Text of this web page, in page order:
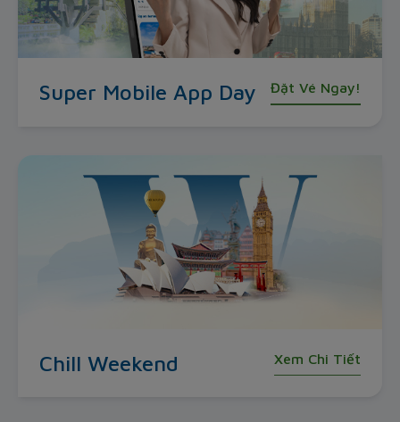
Super Mobile App Day Đặt Vé Ngay!
Chill Weekend Xem Chi Tiết